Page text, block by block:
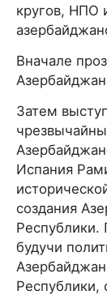
кругов, НПО
Вначале
Затем
Испания
создания
Республики.
будучи
Республики,